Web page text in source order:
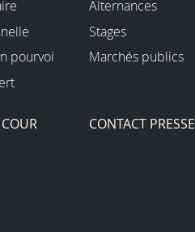
pourvoi
Alternances
Stages
Marchés publics
CONTACT PRESSE